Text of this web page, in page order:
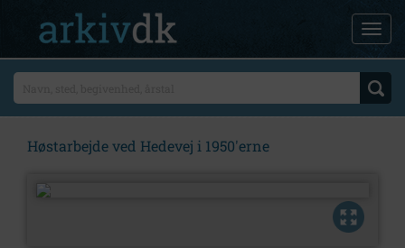
Høstarbejde ved Hedevej i 1950'erne